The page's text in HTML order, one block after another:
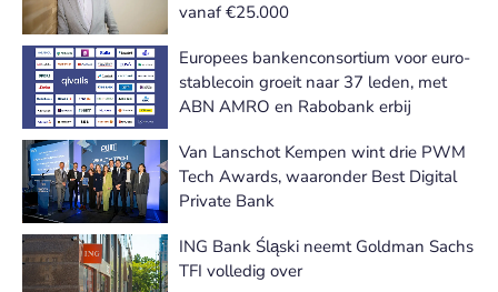
vanaf €25.000
Europees bankenconsortium voor euro-
stablecoin groeit naar 37 leden, met
ABN AMRO en Rabobank erbij
Van Lanschot Kempen wint drie PWM
Tech Awards, waaronder Best Digital
Private Bank
ING Bank Śląski neemt Goldman Sachs
TFI volledig over